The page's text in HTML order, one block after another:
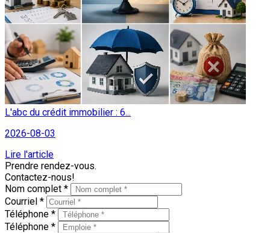
L'abc du crédit immobilier : 6...
2026-08-03
Lire l'article
Prendre rendez-vous.
Contactez-nous!
Nom complet *
Courriel *
Téléphone *
Téléphone *